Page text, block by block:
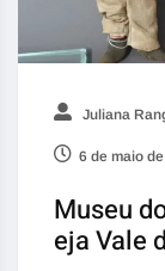
Juliana
6 de maio
Museu
eja Vale